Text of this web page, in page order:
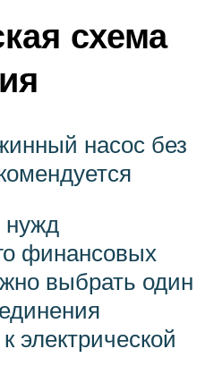
схема
насос без
нужд
финансовых
выбрать один
электрической